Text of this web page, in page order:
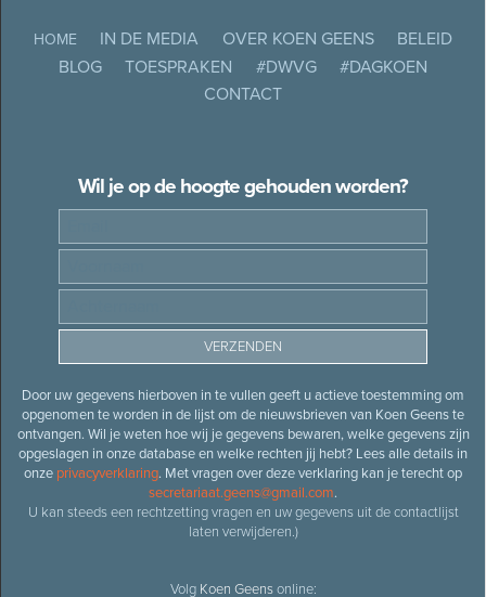
HOME IN DE MEDIA OVER KOEN GEENS
BELEID
BLOG
TOESPRAKEN #DWVG
#DAGKOEN
CONTACT
Wil je op de hoogte gehouden worden?
Door uw gegevens hierboven in te vullen geeft u actieve toestemming om
opgenomen te worden in de lijst om de nieuwsbrieven van Koen Geens te
ontvangen. Wil je weten hoe wij je gegevens bewaren, welke gegevens zijn
opgeslagen in onze database en welke rechten jij hebt? Lees alle details in
onze privacyverklaring. Met vragen over deze verklaring kan je terecht op
secretariaat.geens@gmail.com.
U kan steeds een rechtzetting vragen en uw gegevens uit de contactlijst
laten verwijderen.)
Volg Koen Geensonline: